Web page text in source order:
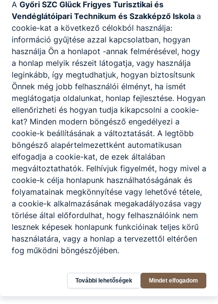
A Győri SZC Glück Frigyes Turisztikai és
Vendéglátóipari Technikum és Szakképző Iskola a
cookie-kat a következő célokból használja:
információ gyűjtése azzal kapcsolatban, hogyan
használja Ön a honlapot -annak felmérésével, hogy
a honlap melyik részeit látogatja, vagy használja
leginkább, így megtudhatjuk, hogyan biztosítsunk
Önnek még jobb felhasználói élményt, ha ismét
meglátogatja oldalunkat, honlap fejlesztése. Hogyan
ellenőrizheti és hogyan tudja kikapcsolni a cookie-
kat? Minden modern böngésző engedélyezi a
cookie-k beállításának a változtatását. A legtöbb
böngésző alapértelmezettként automatikusan
elfogadja a cookie-kat, de ezek általában
megváltoztathatók. Felhívjuk figyelmét, hogy mivel a
cookie-k célja honlapunk használhatóságának és
folyamatainak megkönnyítése vagy lehetővé tétele,
a cookie-k alkalmazásának megakadályozása vagy
törlése által előfordulhat, hogy felhasználóink nem
lesznek képesek honlapunk funkcióinak teljes körű
használatára, vagy a honlap a tervezettől eltérően
fog működni böngészőjében.
További lehetőségek Mindet elfogadom